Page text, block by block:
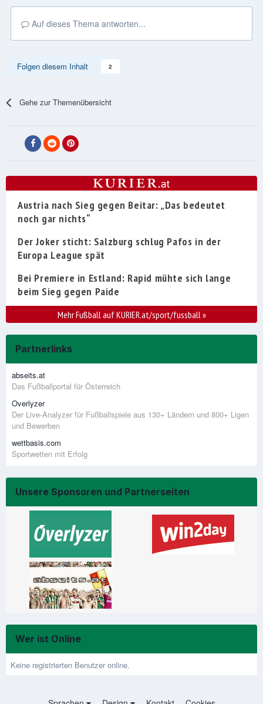
Auf dieses Thema antworten...
Folgen diesem Inhalt 2
Gehe zur Themenübersicht
Austria nach Sieg gegen Beitar: „Das bedeutet
noch gar nichts“
Der Joker sticht: Salzburg schlug Pafos in der
Europa League spät
Bei Premiere in Estland: Rapid mühte sich lange
beim Sieg gegen Paide
Mehr Fußball auf KURIER.at/sport/fussball»
Partnerlinks
abseits.at
Das Fußballportal für Österreich
Overlyzer
Der Live-Analyzer für Fußballspiele aus 130+ Ländern und 800+ Ligen
und Bewerben
wettbasis.com
Sportwetten mit Erfolg
Unsere Sponsoren und Partnerseiten
Wer ist Online
Keine registrierten Benutzer online.